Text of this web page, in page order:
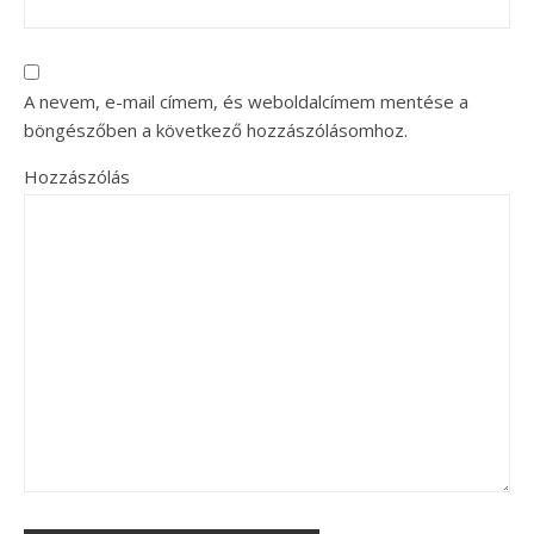
A nevem, e-mail címem, és weboldalcímem mentése a
böngészőben a következő hozzászólásomhoz.
Hozzászólás